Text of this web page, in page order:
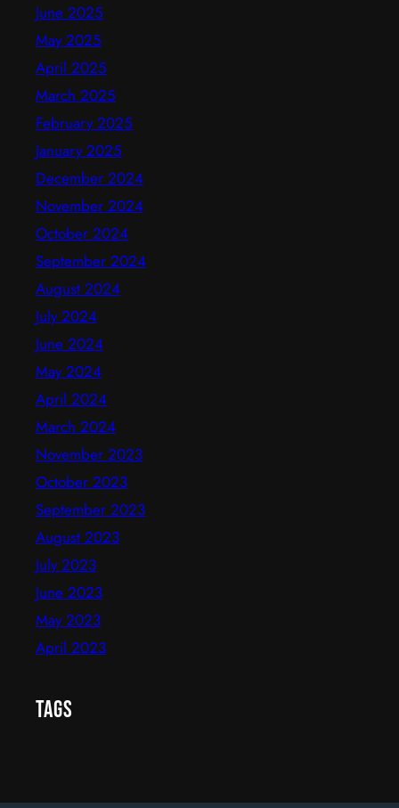
June 2025
May 2025
April 2025
March 2025
February 2025
January 2025
December 2024
November 2024
October 2024
September 2024
August 2024
July 2024
June 2024
May 2024
April 2024
March 2024
November 2023
October 2023
September 2023
August 2023
July 2023
June 2023
May 2023
April 2023
Tags